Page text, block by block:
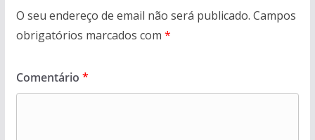
O seu endereço de email não será publicado. Campos
obrigatórios marcados com *
Comentário *